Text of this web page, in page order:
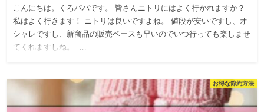
こんにちは。くろパパです。 皆さんニトリにはよく行かれますか？
私はよく行きます！ ニトリは良いですよね。 値段が安いですし、オ
シャレですし、新商品の販売ペースも早いのでいつ行っても楽しませ
てくれますしね。 …
お得な節約方法